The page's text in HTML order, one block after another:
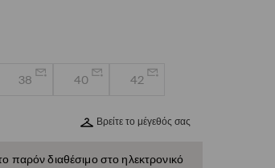
38 40 42
Βρείτε το μέγεθός σας
παρόν διαθέσιμο στο ηλεκτρονικό